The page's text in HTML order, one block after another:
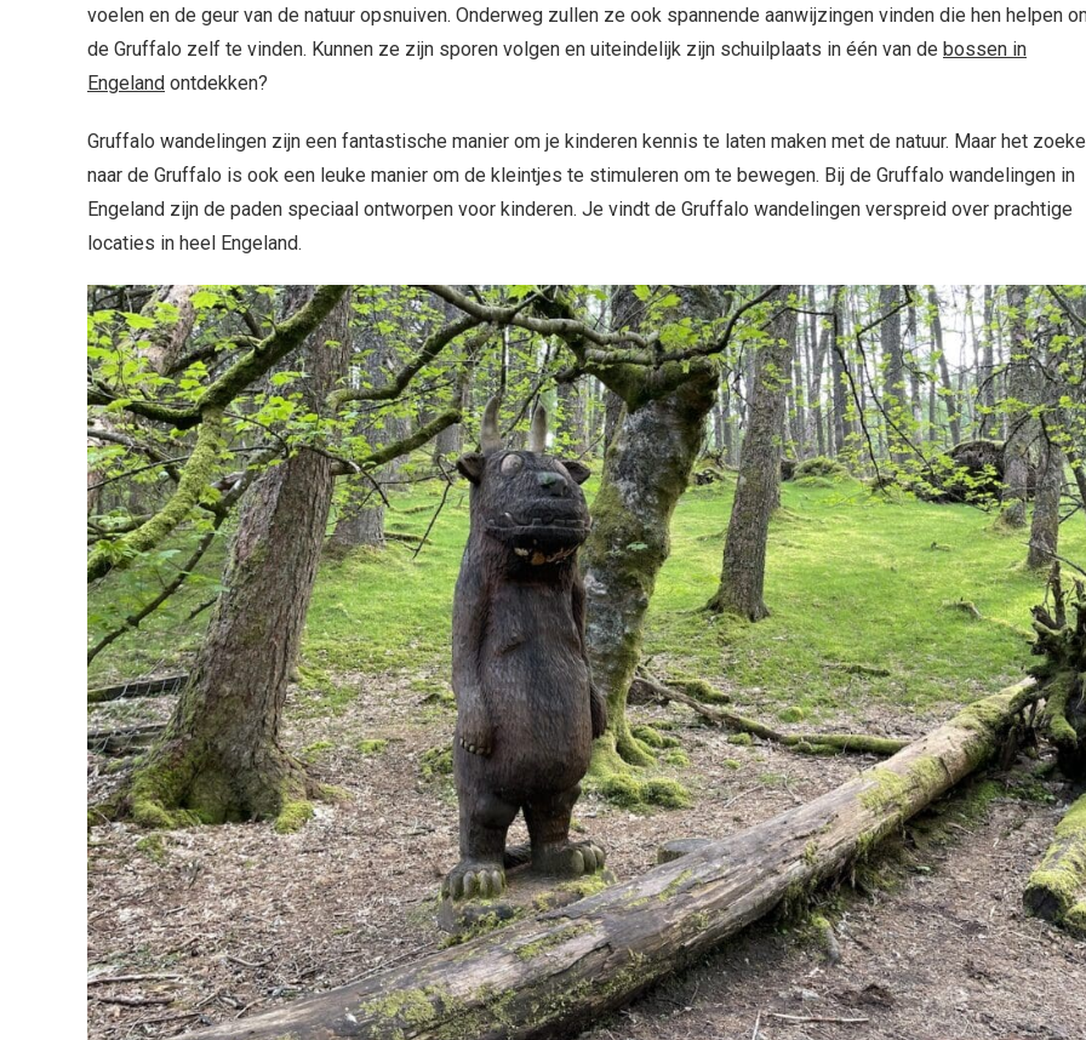
voelen en de geur van de natuur opsnuiven. Onderweg zullen ze ook spannende aanwijzingen vinden die hen helpen
de Gruffalo zelf te vinden. Kunnen ze zijn sporen volgen en uiteindelijk zijn schuilplaats in één van de bossen in
Engeland ontdekken?
Gruffalo wandelingen zijn een fantastische manier om je kinderen kennis te laten maken met de natuur. Maar het
naar de Gruffalo is ook een leuke manier om de kleintjes te stimuleren om te bewegen. Bij de Gruffalo wandelingen in
Engeland zijn de paden speciaal ontworpen voor kinderen. Je vindt de Gruffalo wandelingen verspreid over prachtige
locaties in heel Engeland.